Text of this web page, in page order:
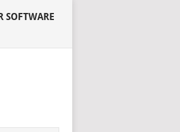
SOFTWARE